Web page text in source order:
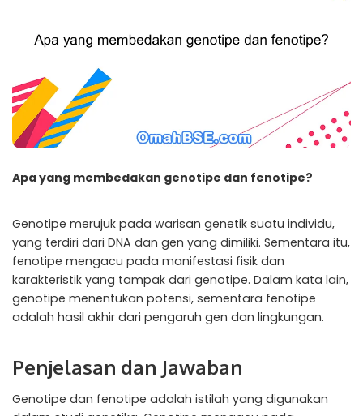
Apa yang membedakan genotipe dan fenotipe?
Genotipe merujuk pada warisan genetik suatu individu,
yang terdiri dari DNA dan gen yang dimiliki. Sementara itu,
fenotipe mengacu pada manifestasi fisik dan
karakteristik yang tampak dari genotipe. Dalam kata lain,
genotipe menentukan potensi, sementara fenotipe
adalah hasil akhir dari pengaruh gen dan lingkungan.
Penjelasan dan Jawaban
Genotipe dan fenotipe adalah istilah yang digunakan